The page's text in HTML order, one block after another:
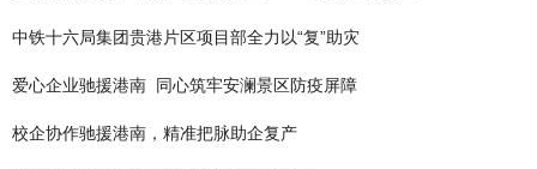
中铁十六局集团贵港片区项目部全力以“复”助灾
爱心企业驰援港南 同心筑牢安澜景区防疫屏障
校企协作驰援港南，精准把脉助企复产